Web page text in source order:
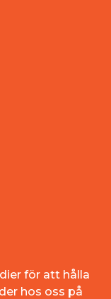
för att hålla
hos oss på